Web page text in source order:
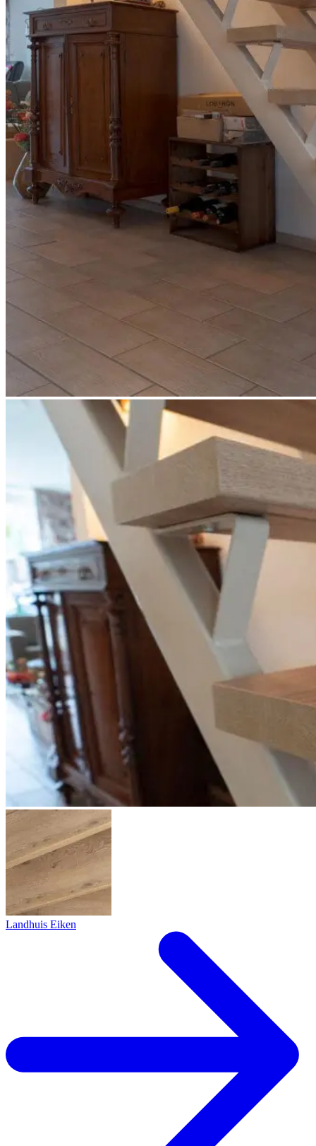
Landhuis Eiken